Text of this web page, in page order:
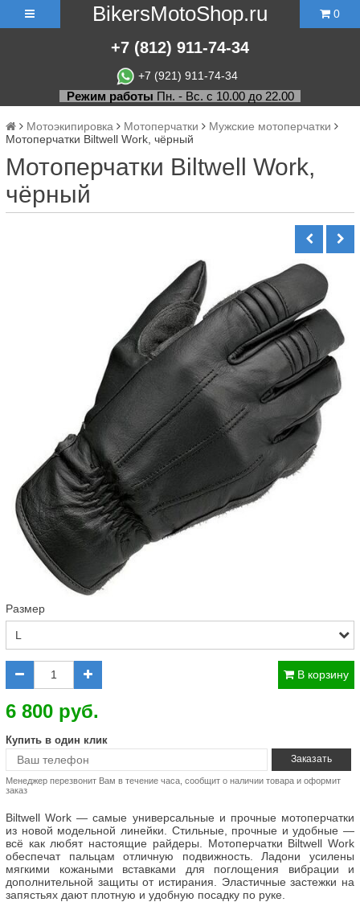
BikersMotoShop.ru
+7 (812) 911-74-34
+7 (921) 911-74-34
0
Режим работы Пн. - Вс. с 10.00 до 22.00
Мотоэкипировка Мотоперчатки
Мужские мотоперчатки
Мотоперчатки Biltwell Work, чёрный
Мотоперчатки Biltwell Work,
чёрный
Размер
В корзину
6 800 руб.
Купить в один клик
Менеджер перезвонит Вам в течение часа, сообщит о наличии товара и оформит
заказ
Biltwell Work — самые универсальные и прочные мотоперчатки
из новой модельной линейки. Стильные, прочные и удобные —
всё как любят настоящие райдеры. Мотоперчатки Biltwell Work
обеспечат пальцам отличную подвижность. Ладони усилены
мягкими кожаными вставками для поглощения вибрации и
дополнительной защиты от истирания. Эластичные застежки на
запястьях дают плотную и удобную посадку по руке.